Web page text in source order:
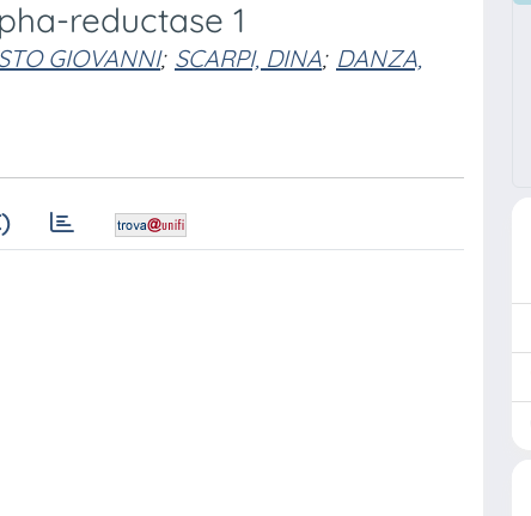
reductase 1
GIOVANNI; SCARPI, DINA; DANZA,